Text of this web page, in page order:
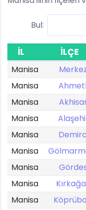
Bul:
İL İLÇE
Manisa
Manisa
Manisa
Manisa
Manisa
Manisa
Manisa
Manisa
Manisa